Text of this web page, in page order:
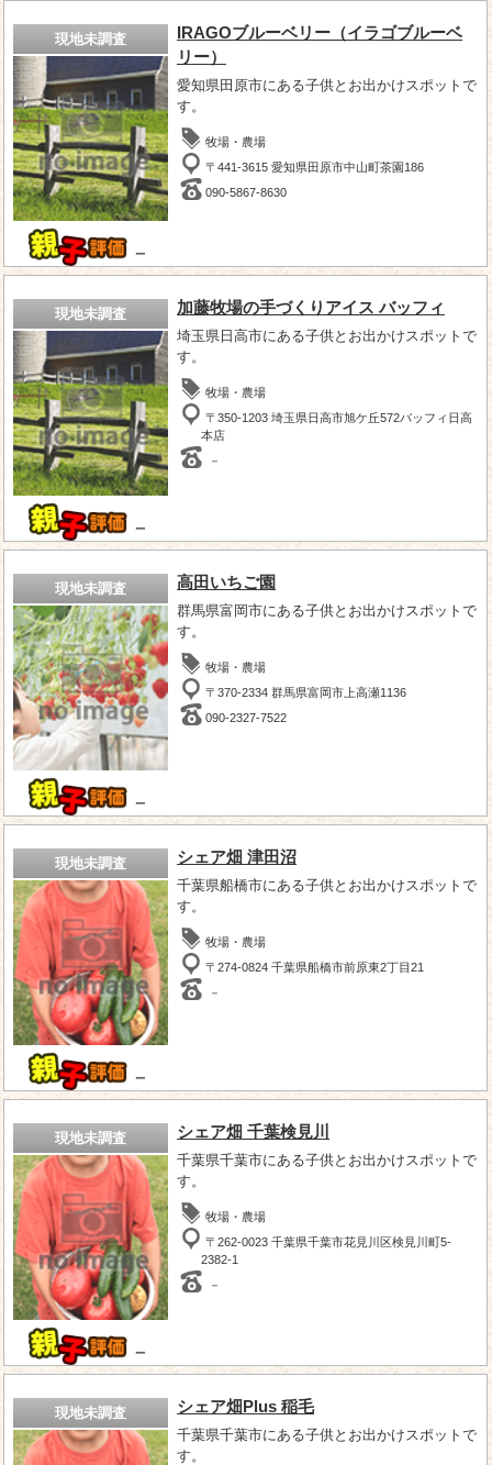
現地未調査
－
IRAGOブルーベリー（イラゴブルーベ
リー）
愛知県田原市にある子供とお出かけスポットで
す。
牧場・農場
〒441-3615 愛知県田原市中山町茶園186
090-5867-8630
現地未調査
－
加藤牧場の手づくりアイス バッフィ
埼玉県日高市にある子供とお出かけスポットで
す。
牧場・農場
〒350-1203 埼玉県日高市旭ケ丘572バッフィ日高
本店
－
現地未調査
－
高田いちご園
群馬県富岡市にある子供とお出かけスポットで
す。
牧場・農場
〒370-2334 群馬県富岡市上高瀬1136
090-2327-7522
現地未調査
－
シェア畑 津田沼
千葉県船橋市にある子供とお出かけスポットで
す。
牧場・農場
〒274-0824 千葉県船橋市前原東2丁目21
－
現地未調査
－
シェア畑 千葉検見川
千葉県千葉市にある子供とお出かけスポットで
す。
牧場・農場
〒262-0023 千葉県千葉市花見川区検見川町5-
2382-1
－
現地未調査 シェア畑Plus 稲毛
千葉県千葉市にある子供とお出かけスポットで
す。